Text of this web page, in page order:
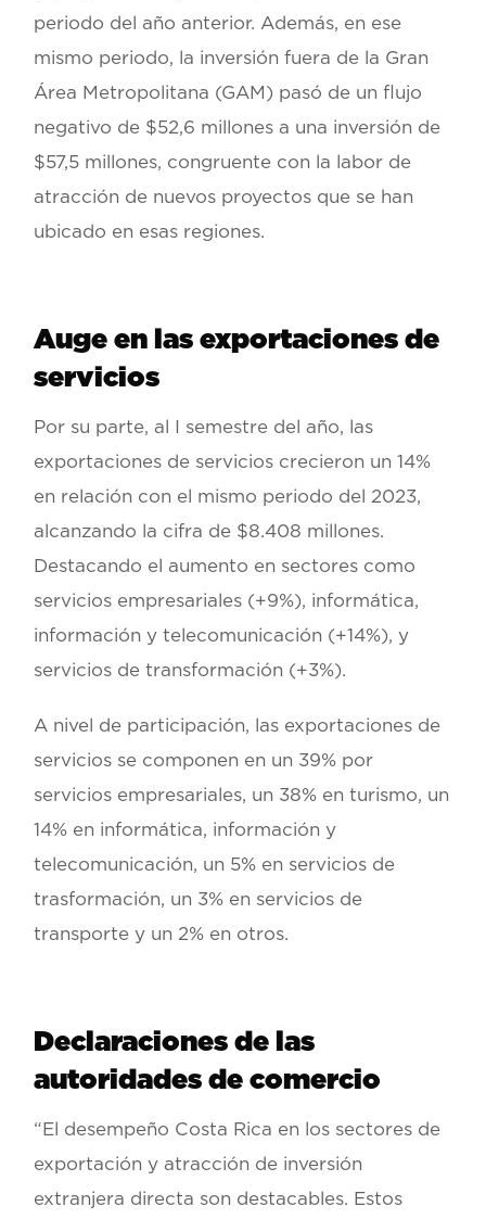
periodo del año anterior. Además, en ese
mismo periodo, la inversión fuera de la Gran
Área Metropolitana (GAM) pasó de un flujo
negativo de $52,6 millones a una inversión de
$57,5 millones, congruente con la labor de
atracción de nuevos proyectos que se han
ubicado en esas regiones.
Auge en las exportaciones de
servicios
Por su parte, al I semestre del año, las
exportaciones de servicios crecieron un 14%
en relación con el mismo periodo del 2023,
alcanzando la cifra de $8.408 millones.
Destacando el aumento en sectores como
servicios empresariales (+9%), informática,
información y telecomunicación (+14%), y
servicios de transformación (+3%).
A nivel de participación, las exportaciones de
servicios se componen en un 39% por
servicios empresariales, un 38% en turismo, un
14% en informática, información y
telecomunicación, un 5% en servicios de
trasformación, un 3% en servicios de
transporte y un 2% en otros.
Declaraciones de las
autoridades de comercio
“El desempeño Costa Rica en los sectores de
exportación y atracción de inversión
extranjera directa son destacables. Estos